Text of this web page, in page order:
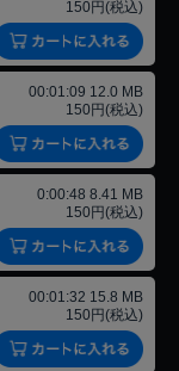
150円(税込)
00:01:09 12.0 MB
150円(税込)
0:00:48 8.41 MB
150円(税込)
00:01:32 15.8 MB
150円(税込)